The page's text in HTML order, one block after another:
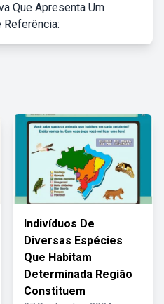
Que Apresenta Um
Referência:
Indivíduos De
Diversas Espécies
Que Habitam
Determinada Região
Constituem